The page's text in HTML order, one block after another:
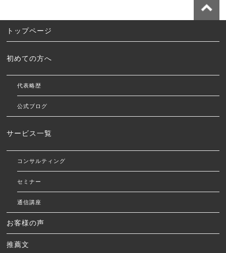
トップページ
初めての方へ
代表略歴
公式ブログ
サービス一覧
コンサルティング
セミナー
通信講座
お客様の声
推薦文